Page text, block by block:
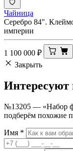
Чайница
Серебро 84".
империи
1 100 000 ₽
Закрыть
Интересуют
№13205 — «Набор
подберём похожие
Имя *